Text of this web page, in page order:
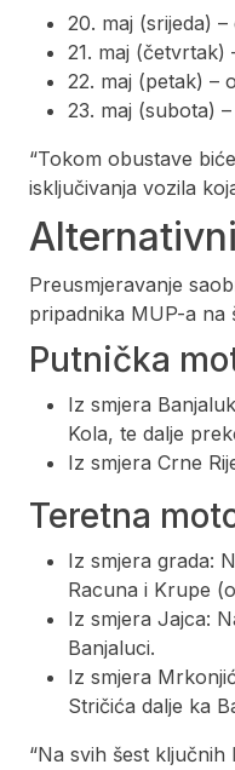
20. maj (srijeda)
21. maj (četvrtak)
22. maj (petak) –
23. maj (subota)
“Tokom obustave
isključivanja vozila
Preusmjeravanje
pripadnika MUP-a na
Putnička
Iz smjera
Kola, te dalje
Iz smjera Crne
Teretna
Iz smjera grada:
Racuna i Krupe
Iz smjera Jajca:
Banjaluci.
Iz smjera
Stričića dalje ka
“Na svih šest